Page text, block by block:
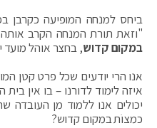
ביחס למנחה המופיעה כקרבן
"וזאת תורת המנחה הקרב
במקום קדוש, בחצר אוהל מועד
אנו הרי יודעים שכל פרט קטן
איזה לימוד לדורנו – בו אין
יכולים אנו ללמוד מן העובדה
כמצוֹת במקום קדוש?